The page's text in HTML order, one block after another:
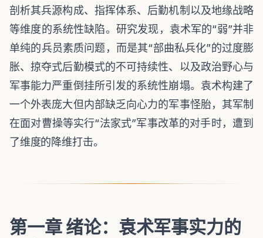
剖析其兵源构成、指挥体系、后勤机制以及地缘战略
等维度的系统性缺陷。研究发现，袁术军的“弱”并非
单纯的兵员素质问题，而是其“部曲私兵化”的过度膨
胀、掠夺式后勤模式的不可持续性、以及政治野心与
军事能力严重倒挂所引发的系统性崩塌。袁术构建了
一个外表庞大但内部缺乏向心力的军事怪胎，其军制
在面对曹操等实行“法家式”军事改革的对手时，遭到
了维度的降维打击。
第一章 绪论：袁术军事实力的